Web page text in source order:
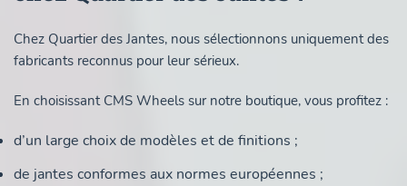
Chez Quartier des Jantes, nous sélectionnons uniquement des
fabricants reconnus pour leur sérieux.
En choisissant CMS Wheels sur notre boutique, vous profitez :
d’un large choix de modèles et de finitions ;
de jantes conformes aux normes européennes ;